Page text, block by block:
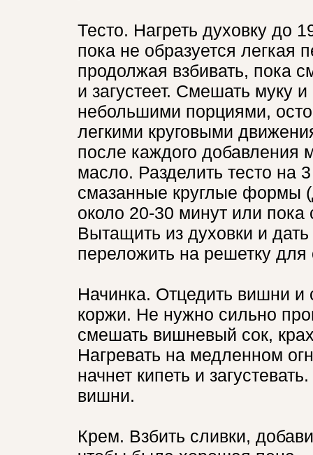
Тесто. Нагреть духовку до
пока не образуется легкая
продолжая взбивать, пока
и загустеет. Смешать муку
небольшими порциями,
легкими круговыми
после каждого добавления
масло. Разделить тесто на
смазанные круглые формы
около 20-30 минут или пока
Вытащить из духовки и
переложить на решетку
Начинка. Отцедить вишни и
коржи. Не нужно сильно
смешать вишневый сок,
Нагревать на медленном
начнет кипеть и
вишни.
Крем. Взбить сливки,